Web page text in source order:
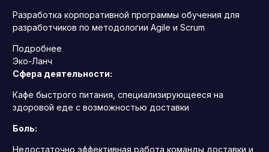
Разработка корпоративной программы обучения для
разработчиков по методологии Agile и Scrum
Подробнее
Эко-Ланч
Сфера деятельности:
Кафе быстрого питания, специализирующееся на
здоровой еде с возможностью доставки
Боль:
Недостаточно эффективная работа команды доставки и